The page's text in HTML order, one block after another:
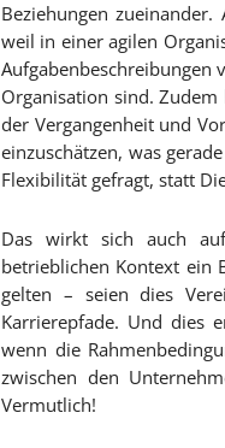
Beziehungen
weil in einer agilen
Aufgabenbeschreibungen
Organisation sind.
der Vergangenheit und
einzuschätzen, was
Flexibilität gefragt, statt
Das wirkt sich auch
betrieblichen Kontext ein
gelten – seien dies
Karrierepfade. Und dies
wenn die
zwischen den
Vermutlich!